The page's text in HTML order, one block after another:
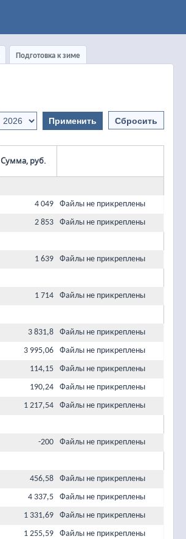
Подготовка к зиме
Сумма, руб.
4 049
Файлы не прикреплены
2 853 Файлы не прикреплены
1 639 Файлы не прикреплены
1 714 Файлы не прикреплены
3 831,8
Файлы не прикреплены
3 995,06
Файлы не прикреплены
114,15
Файлы не прикреплены
190,24
Файлы не прикреплены
1 217,54 Файлы не прикреплены
-200 Файлы не прикреплены
456,58
Файлы не прикреплены
4 337,5
Файлы не прикреплены
1 331,69
Файлы не прикреплены
1 255,59
Файлы не прикреплены